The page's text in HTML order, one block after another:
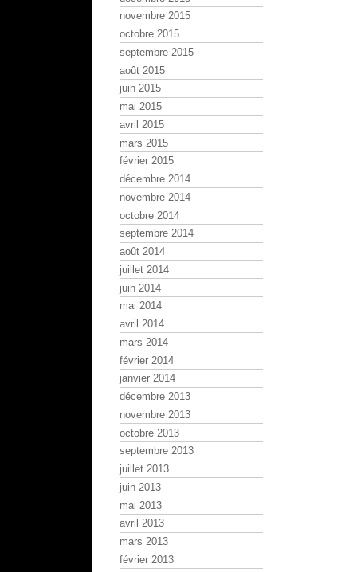
novembre 2015
octobre 2015
septembre 2015
août 2015
juin 2015
mai 2015
avril 2015
mars 2015
février 2015
décembre 2014
novembre 2014
octobre 2014
septembre 2014
août 2014
juillet 2014
juin 2014
mai 2014
avril 2014
mars 2014
février 2014
janvier 2014
décembre 2013
novembre 2013
octobre 2013
septembre 2013
juillet 2013
juin 2013
mai 2013
avril 2013
mars 2013
février 2013